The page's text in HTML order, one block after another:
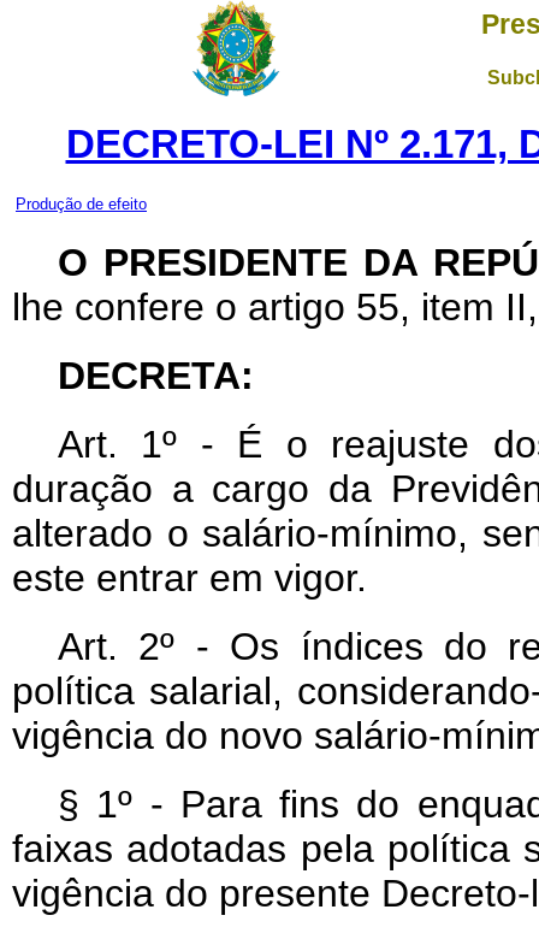
DECRETO-LEI Nº 2.171,
Produção de efeito
O PRESIDENTE DA
lhe confere o artigo 55, item
DECRETA:
Art. 1º - É o reajuste
duração a cargo da
alterado o salário-mínimo,
este entrar em vigor.
Art. 2º - Os índices do
política salarial,
vigência do novo salário-
§ 1º - Para fins do
faixas adotadas pela política
vigência do presente